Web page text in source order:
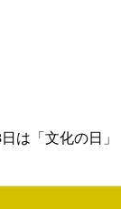
は「文化の日」